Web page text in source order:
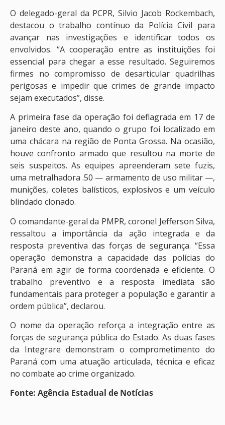
O delegado-geral da PCPR, Silvio Jacob Rockembach,
destacou o trabalho contínuo da Polícia Civil para
avançar nas investigações e identificar todos os
envolvidos. “A cooperação entre as instituições foi
essencial para chegar a esse resultado. Seguiremos
firmes no compromisso de desarticular quadrilhas
perigosas e impedir que crimes de grande impacto
sejam executados”, disse.
A primeira fase da operação foi deflagrada em 17 de
janeiro deste ano, quando o grupo foi localizado em
uma chácara na região de Ponta Grossa. Na ocasião,
houve confronto armado que resultou na morte de
seis suspeitos. As equipes apreenderam sete fuzis,
uma metralhadora .50 — armamento de uso militar —,
munições, coletes balísticos, explosivos e um veículo
blindado clonado.
O comandante-geral da PMPR, coronel Jefferson Silva,
ressaltou a importância da ação integrada e da
resposta preventiva das forças de segurança. “Essa
operação demonstra a capacidade das polícias do
Paraná em agir de forma coordenada e eficiente. O
trabalho preventivo e a resposta imediata são
fundamentais para proteger a população e garantir a
ordem pública”, declarou.
O nome da operação reforça a integração entre as
forças de segurança pública do Estado. As duas fases
da Integrare demonstram o comprometimento do
Paraná com uma atuação articulada, técnica e eficaz
no combate ao crime organizado.
Fonte: Agência Estadual de Notícias